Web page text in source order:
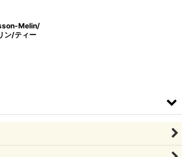
Melin/
ン/ティー